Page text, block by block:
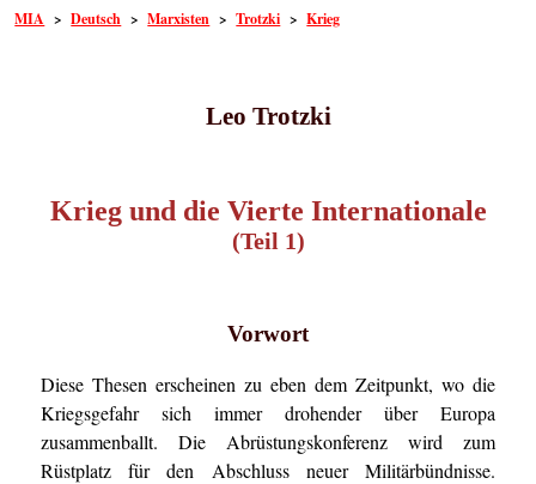
MIA >Deutsch >Marxisten >Trotzki >Krieg
Leo Trotzki
Krieg und die Vierte Internationale
(Teil 1)
Vorwort
Diese Thesen erscheinen zu eben dem Zeitpunkt, wo die
Kriegsgefahr sich immer drohender über Europa
zusammenballt. Die Abrüstungskonferenz wird zum
Rüstplatz für den Abschluss neuer Militärbündnisse.